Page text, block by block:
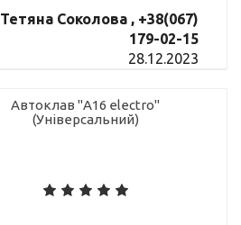
Тетяна Соколова , +38(067)
179-02-15
28.12.2023
Автоклав "А16 electro"
(Універсальний)